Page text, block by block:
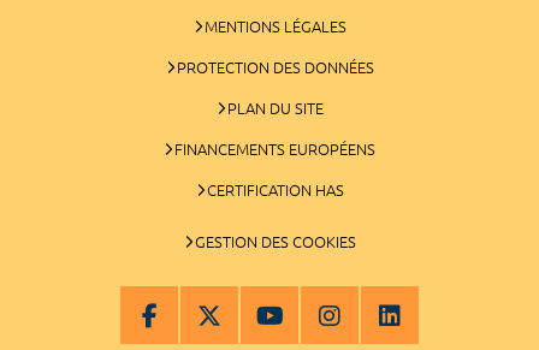
MENTIONS LÉGALES
PROTECTION DES DONNÉES
PLAN DU SITE
FINANCEMENTS EUROPÉENS
CERTIFICATION HAS
GESTION DES COOKIES